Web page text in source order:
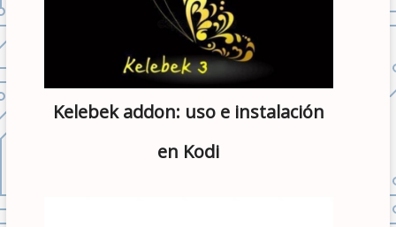
Kelebek addon: uso e instalación
en Kodi